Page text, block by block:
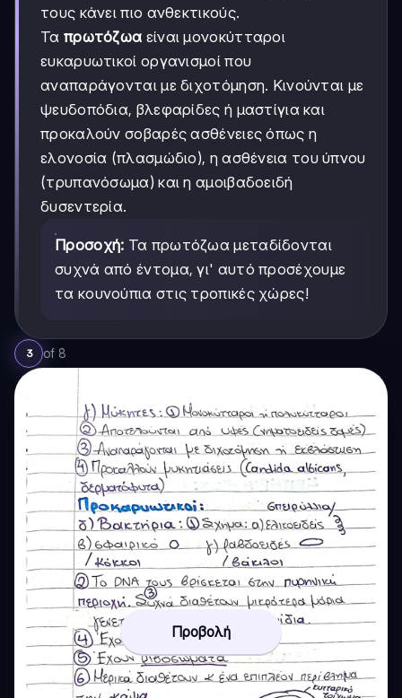
τους κάνει πιο ανθεκτικούς.
Τα πρωτόζωα είναι μονοκύτταροι
ευκαρυωτικοί οργανισμοί που
αναπαράγονται με διχοτόμηση. Κινούνται με
ψευδοπόδια, βλεφαρίδες ή μαστίγια και
προκαλούν σοβαρές ασθένειες όπως η
ελονοσία (πλασμώδιο), η ασθένεια του ύπνου
(τρυπανόσωμα) και η αμοιβαδοειδή
δυσεντερία.
Προσοχή: Τα πρωτόζωα μεταδίδονται
συχνά από έντομα, γι' αυτό προσέχουμε
τα κουνούπια στις τροπικές χώρες!
3 of 8
Προβολή